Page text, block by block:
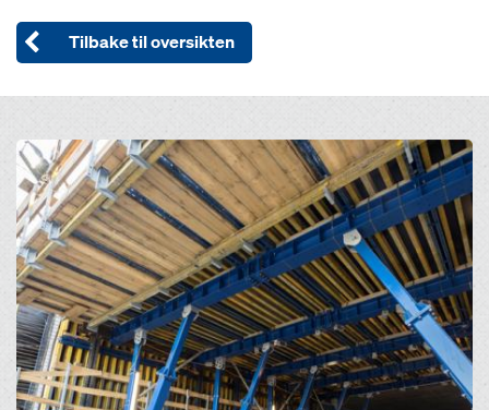
Tilbake til oversikten
Open